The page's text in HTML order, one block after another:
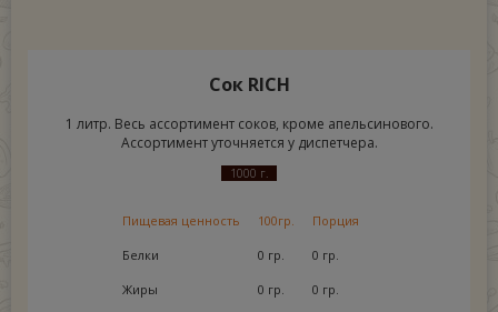
Сок RICH
1 литр. Весь ассортимент соков, кроме апельсинового.
Ассортимент уточняется у диспетчера.
1000 г.
Пищевая ценность 100гр. Порция
Белки 0 гр. 0 гр.
Жиры 0 гр. 0 гр.